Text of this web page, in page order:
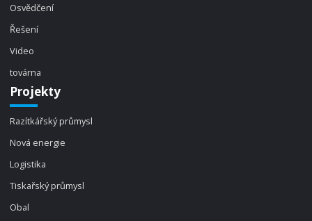
Osvědčení
Řešení
Video
továrna
Projekty
Razítkářský průmysl
Nová energie
Logistika
Tiskařský průmysl
Obal